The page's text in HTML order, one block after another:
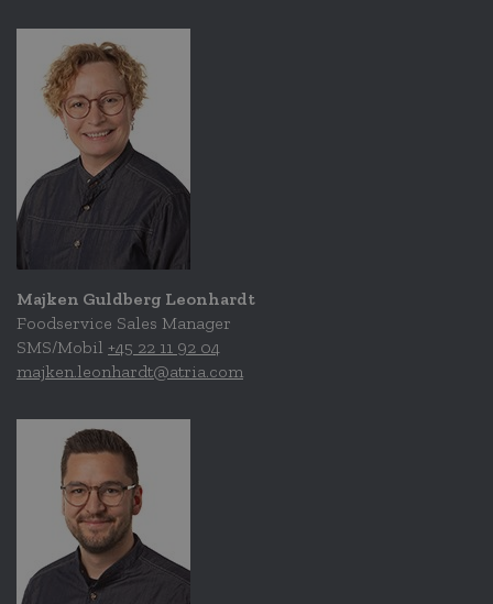
Majken Guldberg Leonhardt
Foodservice Sales Manager
SMS/Mobil +45 22 11 92 04
majken.leonhardt@atria.com